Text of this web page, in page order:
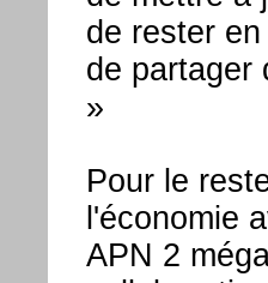
de rester
de partager
»
Pour le
l'économie
APN 2